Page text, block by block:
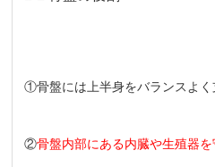
①骨盤には上半身をバランスよく
②骨盤内部にある内臓や生殖器